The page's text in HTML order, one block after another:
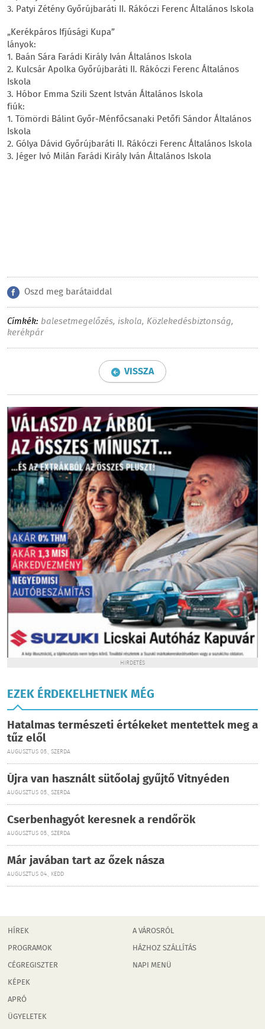
3. Patyi Zétény Győrújbaráti II. Rákóczi Ferenc Általános Iskola
„Kerékpáros Ifjúsági Kupa”
lányok:
1. Baán Sára Farádi Király Iván Általános Iskola
2. Kulcsár Apolka Győrújbaráti II. Rákóczi Ferenc Általános
Iskola
3. Hóbor Emma Szili Szent István Általános Iskola
fiúk:
1. Tömördi Bálint Győr-Ménfőcsanaki Petőfi Sándor Általános
Iskola
2. Gólya Dávid Győrújbaráti II. Rákóczi Ferenc Általános Iskola
3. Jéger Ivó Milán Farádi Király Iván Általános Iskola
Oszd meg barátaiddal
Címkék: balesetmegelőzés, iskola, Közlekedésbiztonság,
kerékpár
VISSZA
HIRDETÉS
EZEK ÉRDEKELHETNEK MÉG
Hatalmas természeti értékeket mentettek meg a
tűz elől
AUGUSZTUS 05., SZERDA
Újra van használt sütőolaj gyűjtő Vitnyéden
AUGUSZTUS 05., SZERDA
Cserbenhagyót keresnek a rendőrök
AUGUSZTUS 05., SZERDA
Már javában tart az őzek násza
AUGUSZTUS 04., KEDD
HÍREK
PROGRAMOK
CÉGREGISZTER
KÉPEK
APRÓ
ÜGYELETEK
A VÁROSRÓL
HÁZHOZ SZÁLLÍTÁS
NAPI MENÜ